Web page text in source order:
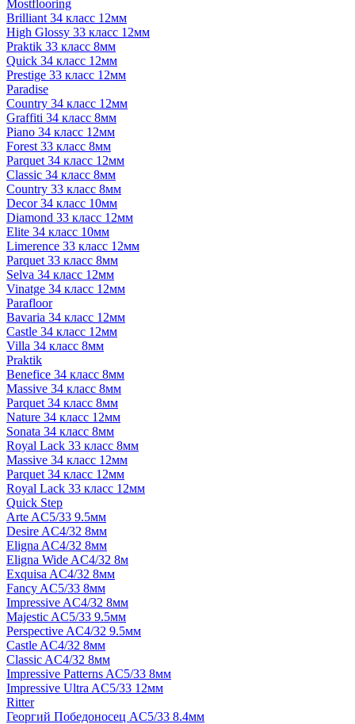
Mostflooring
Brilliant 34 класс 12мм
High Glossy 33 класс 12мм
Praktik 33 класс 8мм
Quick 34 класс 12мм
Prestige 33 класс 12мм
Paradise
Country 34 класс 12мм
Graffiti 34 класс 8мм
Piano 34 класс 12мм
Forest 33 класс 8мм
Parquet 34 класс 12мм
Classic 34 класс 8мм
Country 33 класс 8мм
Decor 34 класс 10мм
Diamond 33 класс 12мм
Elite 34 класс 10мм
Limerence 33 класс 12мм
Parquet 33 класс 8мм
Selva 34 класс 12мм
Vinatge 34 класс 12мм
Parafloor
Bavaria 34 класс 12мм
Castle 34 класс 12мм
Villa 34 класс 8мм
Praktik
Benefice 34 класс 8мм
Massive 34 класс 8мм
Parquet 34 класс 8мм
Nature 34 класс 12мм
Sonata 34 класс 8мм
Royal Lack 33 класс 8мм
Massive 34 класс 12мм
Parquet 34 класс 12мм
Royal Lack 33 класс 12мм
Quick Step
Arte AC5/33 9.5мм
Desire AC4/32 8мм
Eligna AC4/32 8мм
Eligna Wide AC4/32 8м
Exquisa AC4/32 8мм
Fancy AC5/33 8мм
Impressive AC4/32 8мм
Majestic AC5/33 9.5мм
Perspective AC4/32 9.5мм
Castle AC4/32 8мм
Classic AC4/32 8мм
Impressive Patterns AC5/33 8мм
Impressive Ultra AC5/33 12мм
Ritter
Георгий Победоносец AC5/33 8.4мм